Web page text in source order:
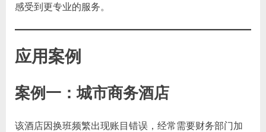
感受到更专业的服务。
应用案例
案例一：城市商务酒店
该酒店因换班频繁出现账目错误，经常需要财务部门加